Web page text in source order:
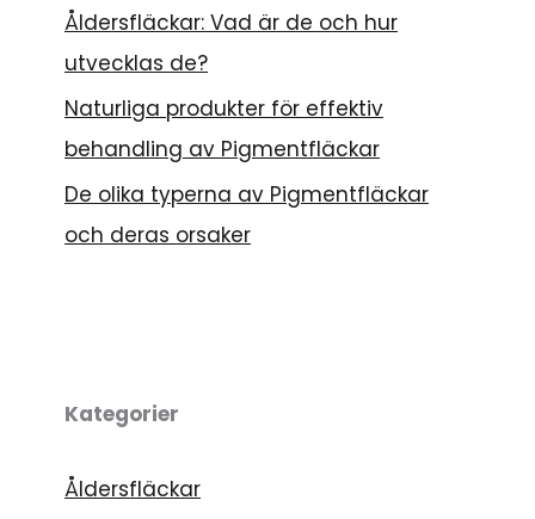
Åldersfläckar: Vad är de och hur
utvecklas de?
Naturliga produkter för effektiv
behandling av Pigmentfläckar
De olika typerna av Pigmentfläckar
och deras orsaker
Kategorier
Åldersfläckar